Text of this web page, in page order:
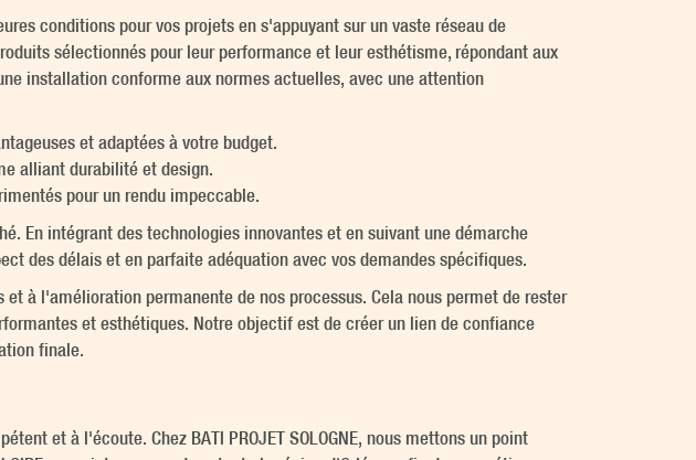
conditions pour vos projets en s'appuyant sur un vaste réseau de
sélectionnés pour leur performance et leur esthétisme, répondant aux
installation conforme aux normes actuelles, avec une attention
et adaptées à votre budget.
alliant durabilité et design.
pour un rendu impeccable.
En intégrant des technologies innovantes et en suivant une démarche
des délais et en parfaite adéquation avec vos demandes spécifiques.
et à l'amélioration permanente de nos processus. Cela nous permet de rester
et esthétiques. Notre objectif est de créer un lien de confiance
finale.
et à l'écoute. Chez BATI PROJET SOLOGNE, nous mettons un point